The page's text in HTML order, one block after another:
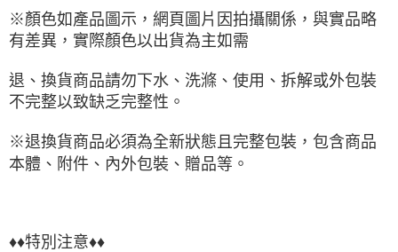
※顏色如產品圖示，網頁圖片因拍攝關係，與實品略
有差異，實際顏色以出貨為主如需
退、換貨商品請勿下水、洗滌、使用、拆解或外包裝
不完整以致缺乏完整性。
※退換貨商品必須為全新狀態且完整包裝，包含商品
本體、附件、內外包裝、贈品等。
♦♦特別注意♦♦